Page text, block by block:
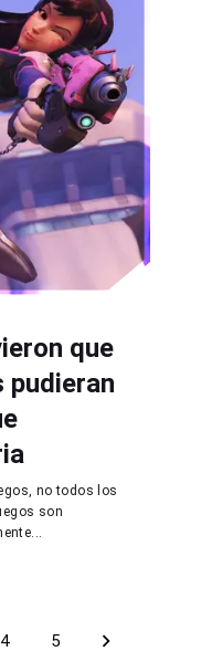
que
pudieran
no todos los
son
4 5